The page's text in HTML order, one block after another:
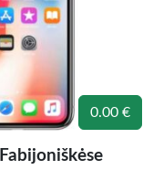
0.00 €